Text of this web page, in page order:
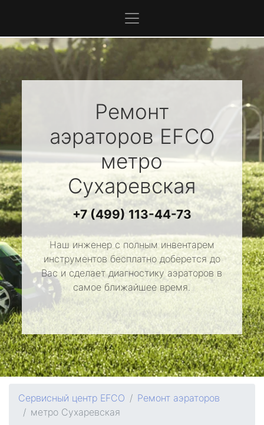
Ремонт
аэраторов EFCO
метро
Сухаревская
+7 (499) 113-44-73
Наш инженер с полным инвентарем
инструментов бесплатно доберется до
Вас и сделает диагностику аэраторов в
самое ближайшее время.
Сервисный центр EFCO
Ремонт аэраторов
метро Сухаревская